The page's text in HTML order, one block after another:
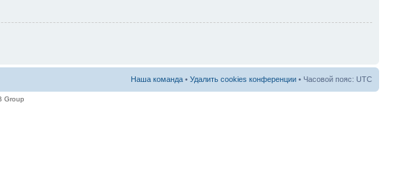
Наша команда • Удалить cookies конференции • Часовой пояс: UTC
Group